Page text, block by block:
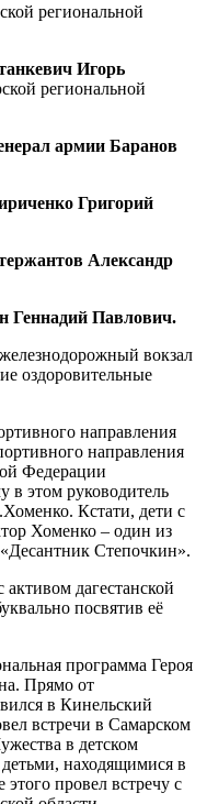
региональной
Игорь
региональной
армии Баранов
Григорий
Александр
Геннадий Павлович.
вокзал
оздоровительные
направления
направления
Федерации
в этом руководитель
Кстати, дети с
Хоменко – один из
«Десантник Степочкин».
дагестанской
посвятив её
программа Героя
Прямо от
в Кинельский
встречи в Самарском
в детском
находящимися в
провел встречу с